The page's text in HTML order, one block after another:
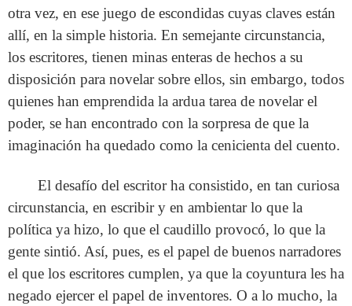
otra vez, en ese juego de escondidas cuyas claves están
allí, en la simple historia. En semejante circunstancia,
los escritores, tienen minas enteras de hechos a su
disposición para novelar sobre ellos, sin embargo, todos
quienes han emprendida la ardua tarea de novelar el
poder, se han encontrado con la sorpresa de que la
imaginación ha quedado como la cenicienta del cuento.
El desafío del escritor ha consistido, en tan curiosa
circunstancia, en escribir y en ambientar lo que la
política ya hizo, lo que el caudillo provocó, lo que la
gente sintió. Así, pues, es el papel de buenos narradores
el que los escritores cumplen, ya que la coyuntura les ha
negado ejercer el papel de inventores. O a lo mucho, la